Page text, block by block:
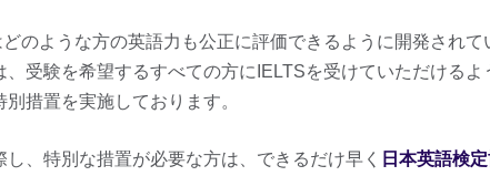
どのような方の英語力も公正に評価できるように開発されて
、受験を希望するすべての方にIELTSを受けていただけるよ
別措置を実施しております。
し、特別な措置が必要な方は、できるだけ早く 日本英語検